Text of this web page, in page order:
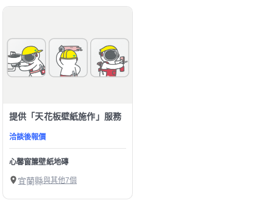
提供「天花板壁紙施作」服務
洽談後報價
心馨窗簾壁紙地磚
宜蘭縣與其他7個